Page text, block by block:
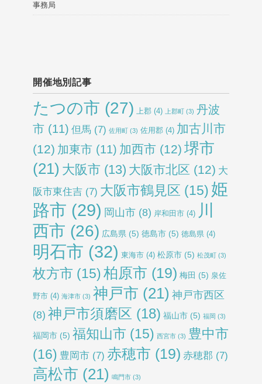
事務局
開催地別記事
たつの市 (27) 上郡 (4) 上郡町 (3) 丹波
市 (11) 但馬 (7) 佐用町 (3) 佐用郡 (4) 加古川市
(12) 加東市 (11) 加西市 (12) 堺市
(21) 大阪市 (13) 大阪市北区 (12) 大
阪市東住吉 (7) 大阪市鶴見区 (15) 姫
路市 (29) 岡山市 (8) 岸和田市 (4)
川
西市 (26) 広島県 (5) 徳島市 (5) 徳島県 (4)
明石市 (32) 東海市 (4) 松原市 (5) 松茂町 (3)
枚方市 (15)柏原市 (19) 梅田 (5) 泉佐
野市 (4) 海津市 (3) 神戸市 (21) 神戸市西区
(8) 神戸市須磨区 (18) 福山市 (5) 福岡 (3)
福岡市 (5) 福知山市 (15) 西宮市 (3) 豊中市
(16) 豊岡市 (7) 赤穂市 (19) 赤穂郡 (7)
高松市 (21) 鳴門市 (3)